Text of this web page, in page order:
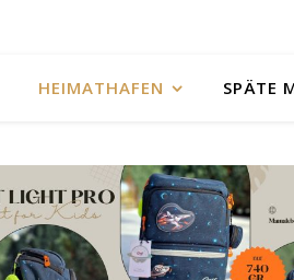
HEIMATHAFEN SPÄTE